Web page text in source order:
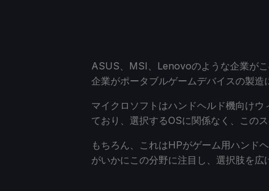
ASUS、MSI、Lenovoのような企業が
企業がポータブルゲームデバイスの製
マイクロソフトはハンドヘルド機向け
ており、選択するOSに関係なく、この
もちろん、これはHPがゲーム用ハンド
がいかにこの分野に注目し、選択肢を